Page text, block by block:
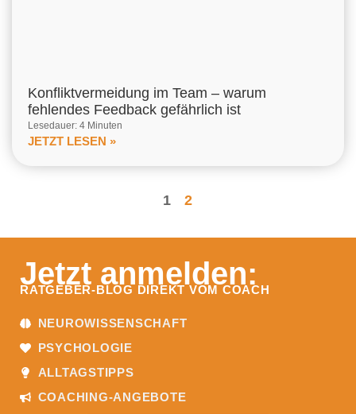
Konfliktvermeidung im Team – warum
fehlendes Feedback gefährlich ist
Lesedauer: 4 Minuten
JETZT LESEN »
1 2
Jetzt anmelden:
RATGEBER-BLOG DIREKT VOM COACH
NEUROWISSENSCHAFT
PSYCHOLOGIE
ALLTAGSTIPPS
COACHING-ANGEBOTE